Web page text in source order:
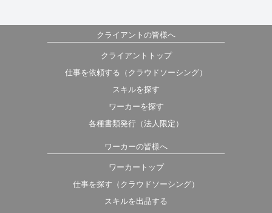
クライアントの皆様へ
クライアントトップ
仕事を依頼する（クラウドソーシング）
スキルを探す
ワーカーを探す
各種書類発行（法人限定）
ワーカーの皆様へ
ワーカートップ
仕事を探す（クラウドソーシング）
スキルを出品する